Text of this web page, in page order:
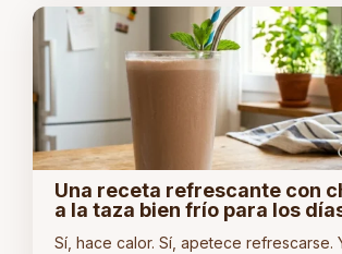
Una receta refrescante con
a la taza bien frío para los
Sí, hace calor. Sí, apetece refrescarse.